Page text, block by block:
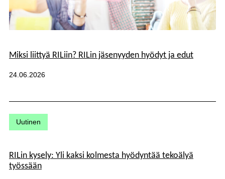
Miksi liittyä RILiin? RILin jäsenyyden hyödyt ja edut
Julkaistu:
24.06.2026
Kategoriat:
Uutinen
RILin kysely: Yli kaksi kolmesta hyödyntää tekoälyä
työssään